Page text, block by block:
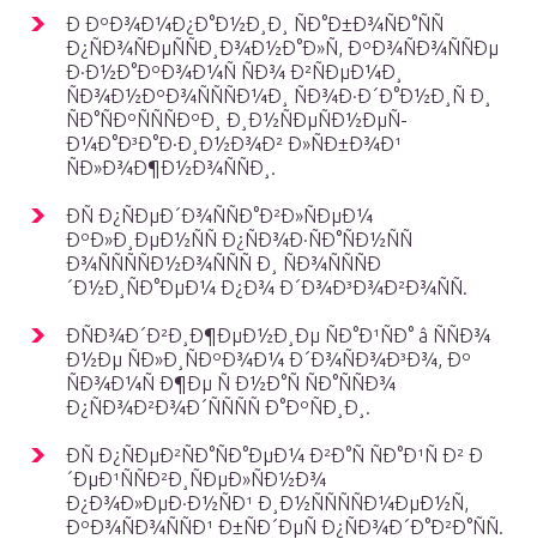
Ð ÐºÐ¾Ð¼Ð¿Ð°Ð½Ð¸Ð¸ ÑÐ°Ð±Ð¾ÑÐ°ÑÑ
Ð¿ÑÐ¾ÑÐµÑÑÐ¸Ð¾Ð½Ð°Ð»Ñ, ÐºÐ¾ÑÐ¾ÑÑÐµ
Ð·Ð½Ð°ÐºÐ¾Ð¼Ñ ÑÐ¾ Ð²ÑÐµÐ¼Ð¸
ÑÐ¾Ð½ÐºÐ¾ÑÑÑÐ¼Ð¸ ÑÐ¾Ð·Ð´Ð°Ð½Ð¸Ñ Ð¸
ÑÐ°ÑÐºÑÑÑÐºÐ¸ Ð¸Ð½ÑÐµÑÐ½ÐµÑ-
Ð¼Ð°Ð³Ð°Ð·Ð¸Ð½Ð¾Ð² Ð»ÑÐ±Ð¾Ð¹
ÑÐ»Ð¾Ð¶Ð½Ð¾ÑÑÐ¸.
ÐÑ Ð¿ÑÐµÐ´Ð¾ÑÑÐ°Ð²Ð»ÑÐµÐ¼
ÐºÐ»Ð¸ÐµÐ½ÑÑ Ð¿ÑÐ¾Ð·ÑÐ°ÑÐ½ÑÑ
Ð¾ÑÑÑÑÐ½Ð¾ÑÑÑ Ð¸ ÑÐ¾ÑÑÑÐ
´Ð½Ð¸ÑÐ°ÐµÐ¼ Ð¿Ð¾ Ð´Ð¾Ð³Ð¾Ð²Ð¾ÑÑ.
ÐÑÐ¾Ð´Ð²Ð¸Ð¶ÐµÐ½Ð¸Ðµ ÑÐ°Ð¹ÑÐ° â ÑÑÐ¾
Ð½Ðµ ÑÐ»Ð¸ÑÐºÐ¾Ð¼ Ð´Ð¾ÑÐ¾Ð³Ð¾, Ðº
ÑÐ¾Ð¼Ñ Ð¶Ðµ Ñ Ð½Ð°Ñ ÑÐ°ÑÑÐ¾
Ð¿ÑÐ¾Ð²Ð¾Ð´ÑÑÑÑ Ð°ÐºÑÐ¸Ð¸.
ÐÑ Ð¿ÑÐµÐ²ÑÐ°ÑÐ°ÐµÐ¼ Ð²Ð°Ñ ÑÐ°Ð¹Ñ Ð² Ð
´ÐµÐ¹ÑÑÐ²Ð¸ÑÐµÐ»ÑÐ½Ð¾
Ð¿Ð¾Ð»ÐµÐ·Ð½ÑÐ¹ Ð¸Ð½ÑÑÑÑÐ¼ÐµÐ½Ñ,
ÐºÐ¾ÑÐ¾ÑÑÐ¹ Ð±ÑÐ´ÐµÑ Ð¿ÑÐ¾Ð´Ð°Ð²Ð°ÑÑ.